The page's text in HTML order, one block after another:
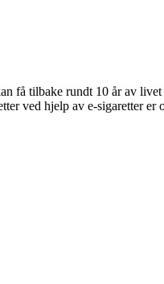
få tilbake rundt 10 år av
ved hjelp av e-sigaretter